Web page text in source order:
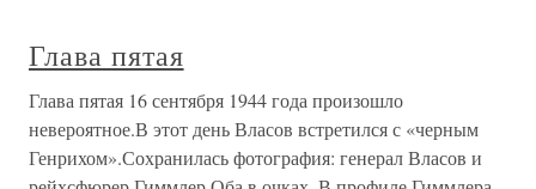
Глава пятая
Глава пятая 16 сентября 1944 года произошло
невероятное.В этот день Власов встретился с «черным
Генрихом».Сохранилась фотография: генерал Власов и